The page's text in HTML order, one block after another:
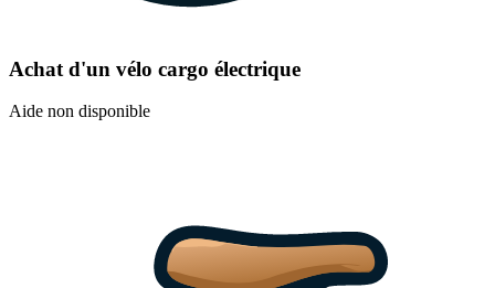
Achat d'un vélo cargo électrique
Aide non disponible